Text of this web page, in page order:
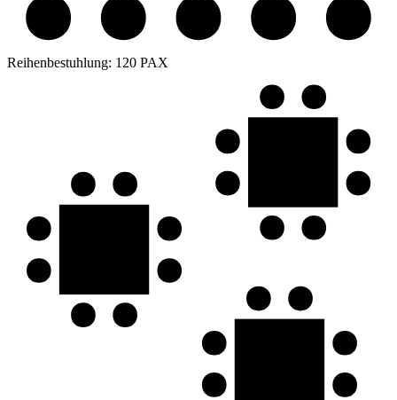
Reihenbestuhlung: 120 PAX